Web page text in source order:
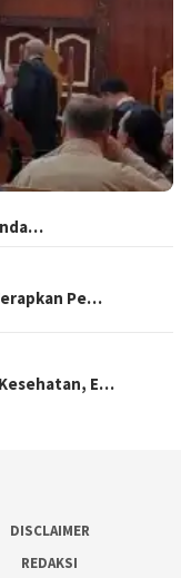
Pe…
E…
DISCLAIMER
REDAKSI